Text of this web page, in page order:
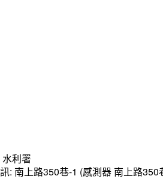
利署
: 南上路350巷-1 (感測器 南上路